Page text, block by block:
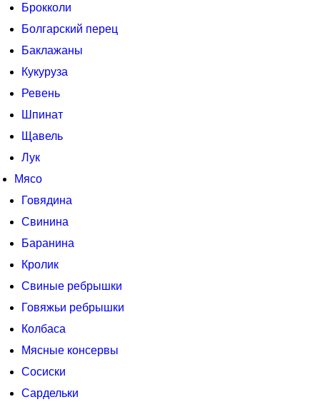
Брокколи
Болгарский перец
Баклажаны
Кукуруза
Ревень
Шпинат
Щавель
Лук
Мясо
Говядина
Свинина
Баранина
Кролик
Свиные ребрышки
Говяжьи ребрышки
Колбаса
Мясные консервы
Сосиски
Сардельки